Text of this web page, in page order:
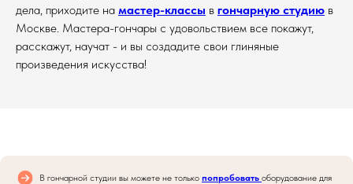
дела, приходите на мастер-классы в гончарную студию в
Москве. Мастера-гончары с удовольствием все покажут,
расскажут, научат - и вы создадите свои глиняные
произведения искусства!
В гончарной студии вы можете не только попробовать оборудование для